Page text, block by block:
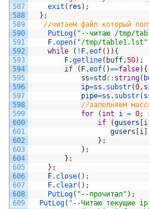
587
588
589
590
591
592
593
594
595
596
597
598
599
600
601
602
603
604
605
606
607
608
609
exit ( res ) ;
} ;
//читаем файл который
PutLog( "--читаю /tmp/
F.open( "/tmp/table1.lst"
while
( ! F.eof( ) ) {
F.getline( buff,50) ;
if
( F.eof( )==false) {
ss=std :: string(
ip=ss . substr(0,
pipe=ss . substr(
//заполняем
for
( int i = 0;
if
(gusers i
gusers
i
} ;
} ;
} ;
} ;
F. close( ) ;
F. clear( ) ;
PutLog( "--прочитал" ) ;
PutLog( "--Читаю